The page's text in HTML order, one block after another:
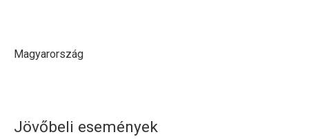
Magyarország
Jövőbeli események